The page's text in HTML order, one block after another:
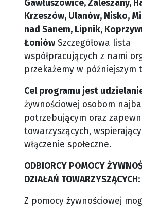
Gawłuszowice, Zaleszany,
Krzeszów, Ulanów, Nisko,
nad Sanem, Lipnik,
Łoniów Szczegółowa lista
współpracujących z nami
przekażemy w późniejszym
Cel programu jest
żywnościowej osobom
potrzebującym oraz
towarzyszących,
włączenie społeczne.
ODBIORCY POMOCY
DZIAŁAŃ TOWARZYSZĄCYCH:
Z pomocy żywnościowej